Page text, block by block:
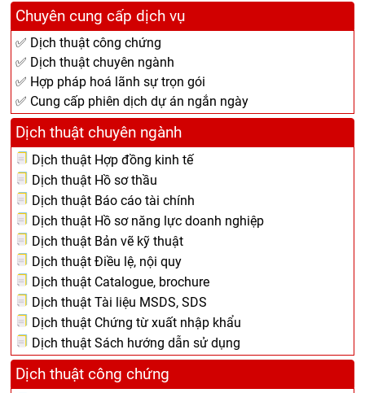
Chuyên cung cấp dịch vụ
✅ Dịch thuật công chứng
✅ Dịch thuật chuyên ngành
✅ Hợp pháp hoá lãnh sự trọn gói
✅ Cung cấp phiên dịch dự án ngắn ngày
Dịch thuật chuyên ngành
Dịch thuật Hợp đồng kinh tế
Dịch thuật Hồ sơ thầu
Dịch thuật Báo cáo tài chính
Dịch thuật Hồ sơ năng lực doanh nghiệp
Dịch thuật Bản vẽ kỹ thuật
Dịch thuật Điều lệ, nội quy
Dịch thuật Catalogue, brochure
Dịch thuật Tài liệu MSDS, SDS
Dịch thuật Chứng từ xuất nhập khẩu
Dịch thuật Sách hướng dẫn sử dụng
Dịch thuật công chứng